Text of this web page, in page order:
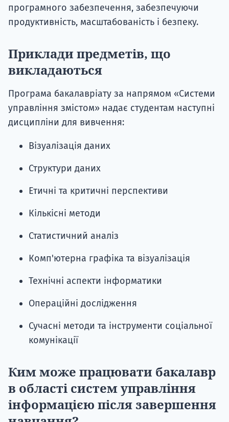
програмного забезпечення, забезпечуючи
продуктивність, масштабованість і безпеку.
Приклади предметів, що
викладаються
Програма бакалавріату за напрямом «Системи
управління змістом» надає студентам наступні
дисципліни для вивчення:
Візуалізація даних
Структури даних
Етичні та критичні перспективи
Кількісні методи
Статистичний аналіз
Комп'ютерна графіка та візуалізація
Технічні аспекти інформатики
Операційні дослідження
Сучасні методи та інструменти соціальної
комунікації
Ким може працювати бакалавр
в області систем управління
інформацією після завершення